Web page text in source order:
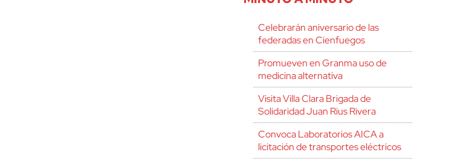
Celebrarán aniversario de las
federadas en Cienfuegos
Promueven en Granma uso de
medicina alternativa
Visita Villa Clara Brigada de
Solidaridad Juan Rius Rivera
Convoca Laboratorios AICA a
licitación de transportes eléctricos